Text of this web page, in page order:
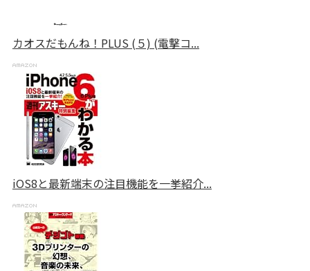
カオスだもんね！PLUS (５) (電撃コ...
iOS8と最新端末の注目機能を一挙紹介...